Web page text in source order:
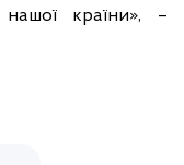
країни», –